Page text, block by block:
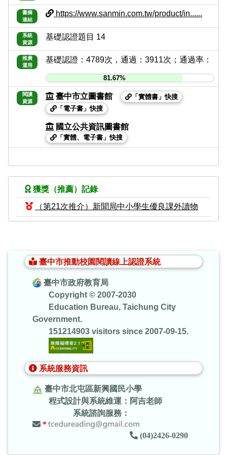
書摘
連結
https://www.sanmin.com.tw/product/in......
系統
資源
基礎認證題目 14
推廣
運用
基礎認證：4789次，通過：3911次；通過率：
81.67%
閱讀
資源
臺中市立圖書館
「實體書」快搜
「電子書」快搜
國立公共資訊圖書館
「實體、電子書」快搜
獲獎（推薦）記錄
（第21次推介）新聞局中小學生優良課外讀物
臺中市推動校園閱讀線上認證系統
臺中市政府教育局
Copyright © 2007-2030
Education Bureau, Taichung City
Government.
151214903 visitors since 2007-09-15.
系統服務資訊
臺中市北屯區新興國民小學
程式設計與系統維運：阿吉老師
系統諮詢服務：
*
(04)2426-0290